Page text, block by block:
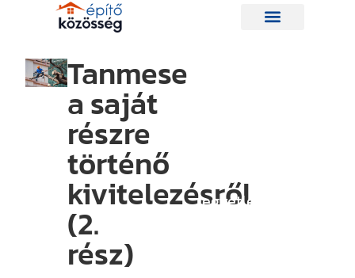
Tanmese
a saját
részre
történő
kivitelezésről
(2.
rész)
maradsz le
egyetlen új